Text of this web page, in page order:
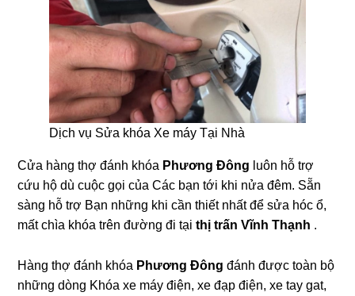
Dịch vụ Sửa khóa Xe máy Tại Nhà
Cửa hàng thợ đánh khóa Phương Đông luôn hỗ trợ
cứu hộ dù cuộc gọi của Các bạn tới khi nửa đêm. Sẵn
sàng hỗ trợ Bạn những khi cần thiết nhất để sửa hóc ổ,
mất chìa khóa trên đường đi tạithị trấn Vĩnh Thạnh .
Hàng thợ đánh khóa Phương Đông đánh được toàn bộ
những dòng Khóa xe máy điện, xe đạp điện, xe tay gat,